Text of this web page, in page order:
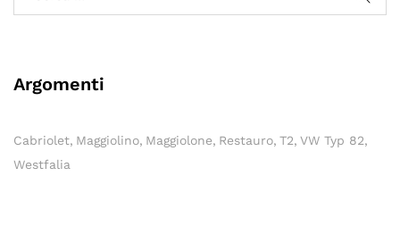
Argomenti
Cabriolet Maggiolino Maggiolone Restauro T2 VW Typ 82
Westfalia